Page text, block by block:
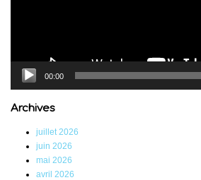
00:00
Archives
juillet 2026
juin 2026
mai 2026
avril 2026